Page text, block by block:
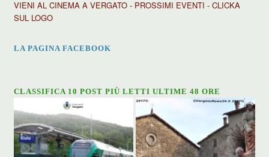
VIENI AL CINEMA A VERGATO - PROSSIMI EVENTI - CLICKA
SUL LOGO
LA PAGINA FACEBOOK
CLASSIFICA 10 POST PIÙ LETTI ULTIME 48 ORE